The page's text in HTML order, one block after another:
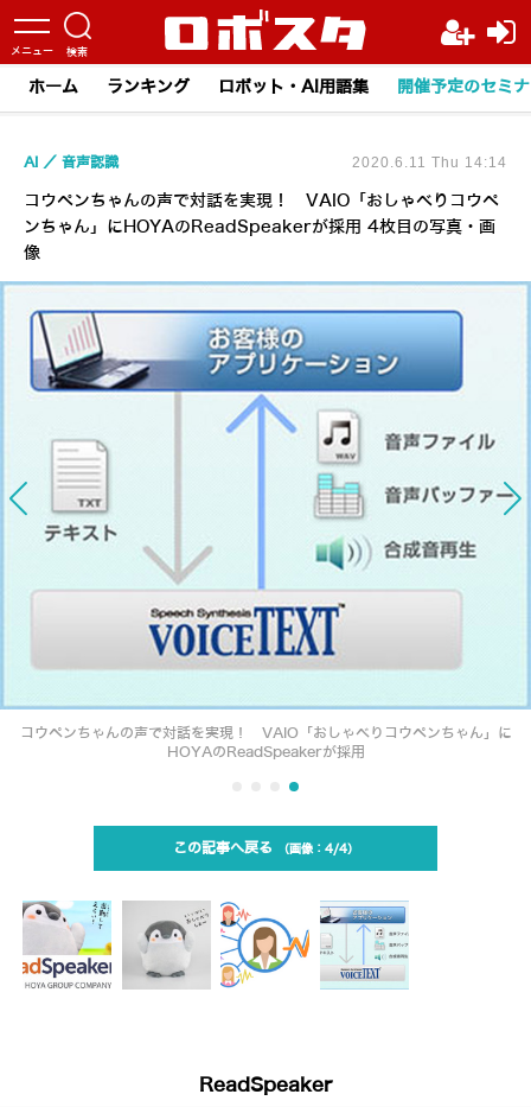
ホーム ランキング ロボット・AI用語集 開催予定のセミ
コウペンちゃんの声で対話を実現！ VAIO「おしゃべりコウペ
ンちゃん」にHOYAのReadSpeakerが採用 4枚目の写真・画
像
AI 音声認識 2020.6.11 Thu 14:14
コウペンちゃんの声で対話を実現！ VAIO「おしゃべりコウペンちゃん」に
HOYAのReadSpeakerが採用
この記事へ戻る 4/4
ReadSpeaker